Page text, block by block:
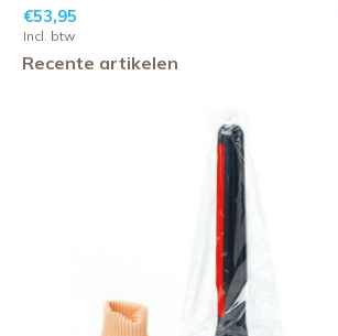
€53,95
Incl. btw
Recente artikelen